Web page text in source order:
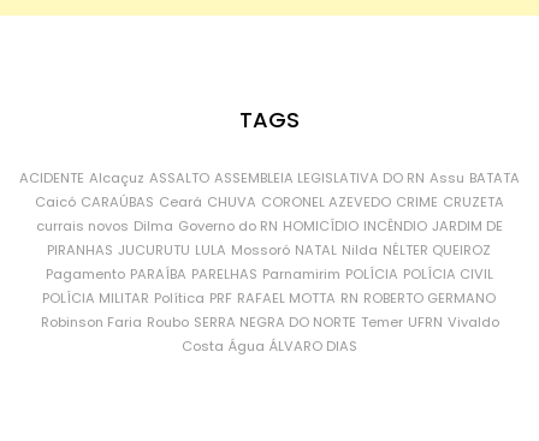
TAGS
ACIDENTE Alcaçuz ASSALTO ASSEMBLEIA LEGISLATIVA DO RN Assu BATATA
Caicó CARAÚBAS Ceará CHUVA CORONEL AZEVEDO CRIME CRUZETA
currais novos Dilma Governo do RN HOMICÍDIO INCÊNDIO JARDIM DE
PIRANHAS JUCURUTU LULA Mossoró NATAL Nilda NÉLTER QUEIROZ
Pagamento PARAÍBA PARELHAS Parnamirim POLÍCIA POLÍCIA CIVIL
POLÍCIA MILITAR Política PRF RAFAEL MOTTA RN ROBERTO GERMANO
Robinson Faria Roubo SERRA NEGRA DO NORTE Temer UFRN Vivaldo
Costa Água ÁLVARO DIAS